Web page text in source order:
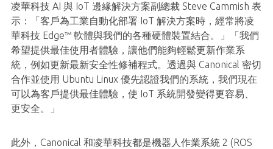
凌華科技 AI 與 IoT 邊緣解決方案副總裁 Steve Cammish 表
示：「客戶為工業自動化部署 IoT 解決方案時，經常將凌
華科技 Edge™ 軟體與我們的各種硬體裝置結合。」「我們
希望提供最佳使用者體驗，讓他們能夠輕鬆更新作業系
統，例如更新最新安全性修補程式。透過與 Canonical 密切
合作並使用 Ubuntu Linux 優先認證我們的系統，我們現在
可以為客戶提供最佳體驗，使 IoT 系統開發變得更容易、
更安全。」
此外，Canonical 和凌華科技都是機器人作業系統 2 (ROS